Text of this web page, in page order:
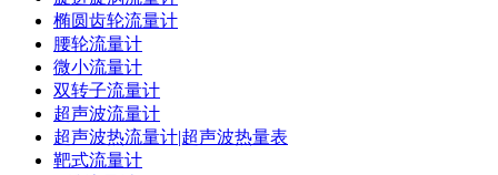
椭圆齿轮流量计
腰轮流量计
微小流量计
双转子流量计
超声波流量计
超声波热流量计|超声波热量表
靶式流量计